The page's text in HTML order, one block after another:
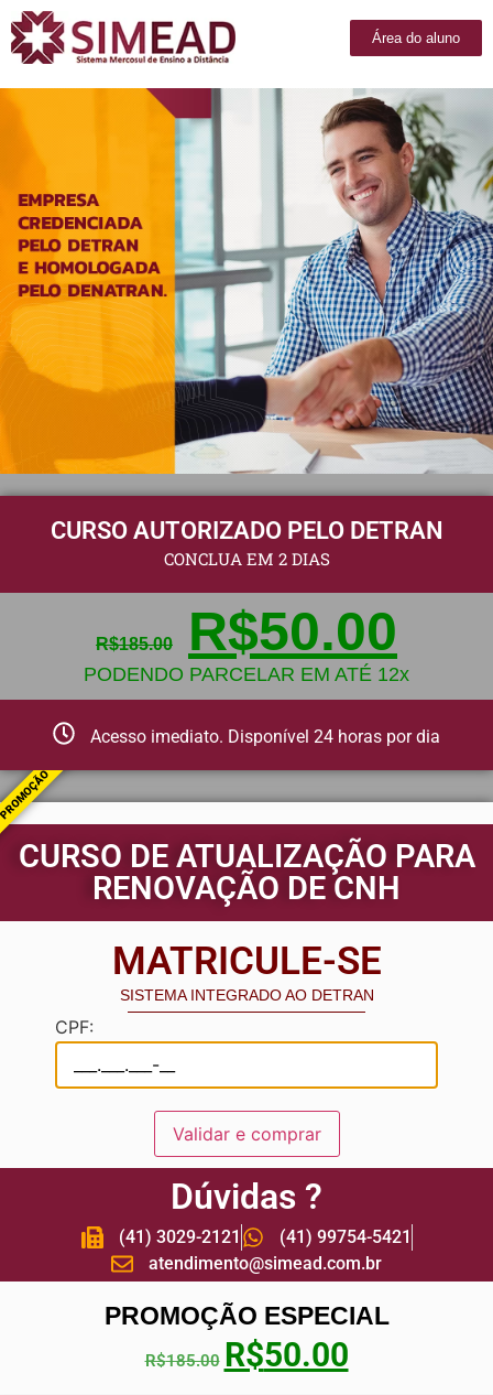
Área do aluno
CURSO AUTORIZADO PELO DETRAN
CONCLUA EM 2 DIAS
R$185.00 R$50.00
PODENDO PARCELAR EM ATÉ 12x
Acesso imediato. Disponível 24 horas por dia
CURSO DE ATUALIZAÇÃO PARA
RENOVAÇÃO DE CNH
MATRICULE-SE
SISTEMA INTEGRADO AO DETRAN
CPF:
Validar e comprar
Dúvidas ?
(41) 3029-2121
(41) 99754-5421
atendimento@simead.com.br
PROMOÇÃO ESPECIAL
R$185.00 R$50.00